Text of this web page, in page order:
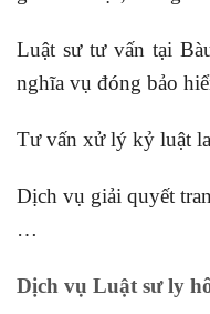
Luật sư tư vấn tại
nghĩa vụ đóng bảo
Tư vấn xử lý kỷ luật
Dịch vụ giải quyết
…
Dịch vụ Luật sư ly